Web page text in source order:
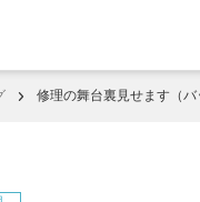
修理の舞台裏見せます（